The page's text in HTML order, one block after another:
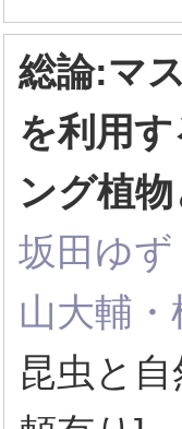
総論:マ
を利用
ング植
坂田ゆ
山大輔
昆虫と